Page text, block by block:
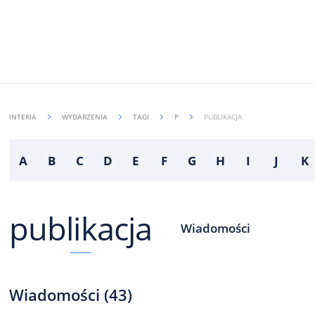
INTERIA WYDARZENIA TAGI P PUBLIKACJA
A B C D E F G H I J K
publikacja Wiadomości
Wiadomości (43)